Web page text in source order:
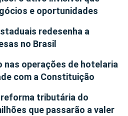
e oportunidades
redesenha a
no Brasil
nas operações de hotelaria
com a Constituição
tributária do
que passarão a valer